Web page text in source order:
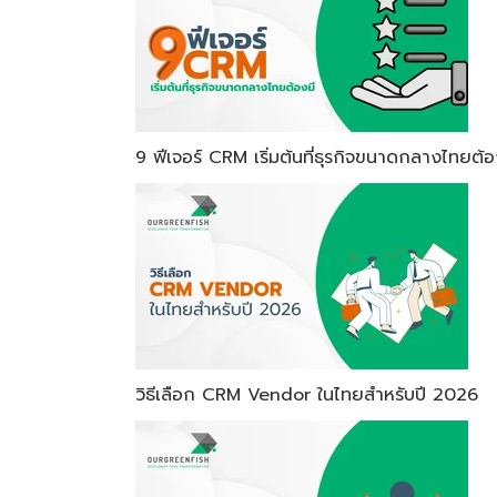
9 ฟีเจอร์ CRM เริ่มต้นที่ธุรกิจขนาดกลางไทยต้
วิธีเลือก CRM Vendor ในไทยสำหรับปี 2026